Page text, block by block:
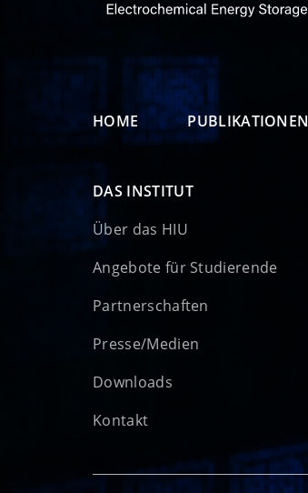
HOME PUBLIKATIONEN
DAS INSTITUT
Über das HIU
Angebote für Studierende
Partnerschaften
Presse/Medien
Downloads
Kontakt